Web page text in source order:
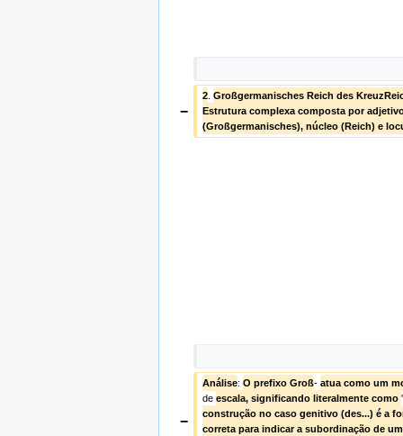
−
2. Großgermanisches Reich des
Estrutura complexa composta por
(Großgermanisches), núcleo (Reich) e
−
Análise: O prefixo Groß-
de escala, significando literalmente como
construção no caso genitivo (des...) é a
correta para indicar a subordinação de